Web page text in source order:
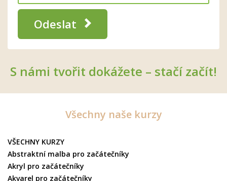
Odeslat
S námi tvořit dokážete – stačí začít!
Všechny naše kurzy
VŠECHNY KURZY
Abstraktní malba pro začátečníky
Akryl pro začátečníky
Akvarel pro začátečníky